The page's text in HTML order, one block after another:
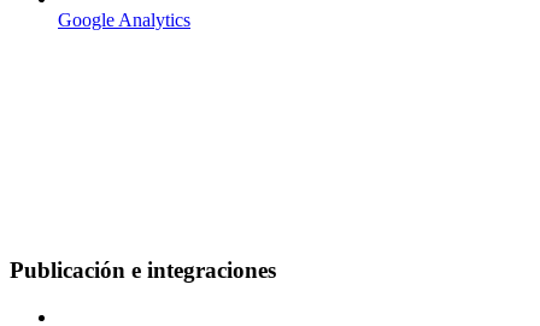
Google Analytics
Publicación e integraciones